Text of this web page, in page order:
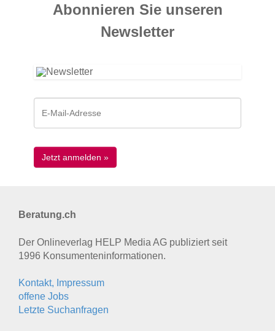
Abonnieren Sie unseren
News­letter
Beratung.ch
Der Onlineverlag HELP Media AG publiziert seit
1996 Konsumenten­informationen.
Kontakt, Impressum
offene Jobs
Letzte Suchanfragen